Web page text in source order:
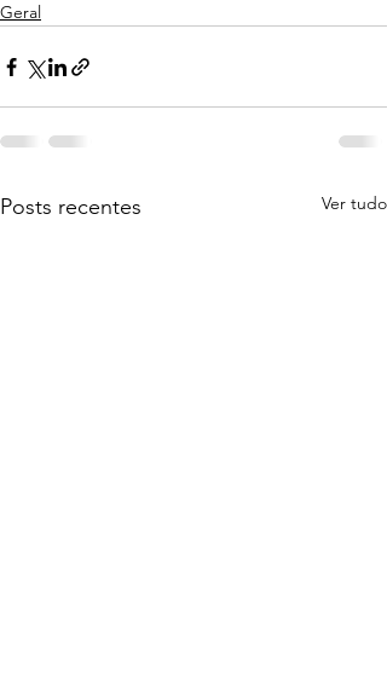
Geral
Posts recentes Ver tudo